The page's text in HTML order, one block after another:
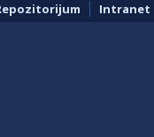
Intranet